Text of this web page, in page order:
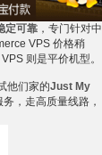
定可靠 ，专门针对中
VPS 价格稍
则是平价机型。
他们家的Just My
，走高质量线路，